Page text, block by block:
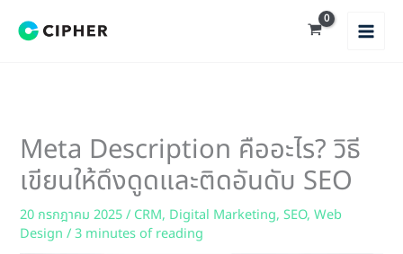
Meta Description คืออะไร? วิธี
เขียนให้ดึงดูดและติดอันดับ SEO
20 กรกฎาคม 2025/ CRM, Digital Marketing,SEO,Web
Design /3 minutes of reading